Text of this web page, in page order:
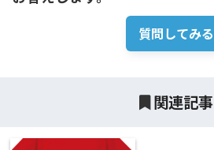
質問してみる
関連記事